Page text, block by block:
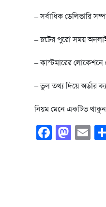
– সর্বাধিক ডেলিভারি
– স্লটের পুরো সময়
– কাস্টমারের
– ভুল তথ্য দিয়ে অর্ডার
নিয়ম মেনে একটিভ